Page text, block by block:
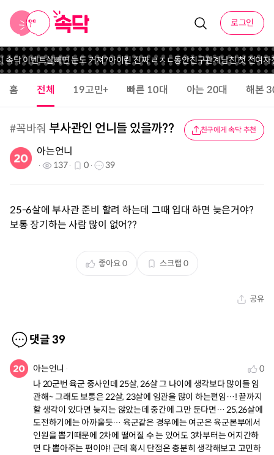
로그인
속닥 이벤트살빼면 눈도 커져?아이린 진짜 ㄹㅈㄷ동안친구관계남친 첫 전여자
홈 전체 19고민+ 빠른 10대 아는 20대 해본
#꼭바줘 부사관인 언니들 있을까?? 친구에게 속닥 추천
아는언니
137 0 39
25-6살에 부사관 준비 할려 하는데 그때 입대 하면 늦은거야?
보통 장기하는 사람 많이 없어??
좋아요0 스크랩 0
공유
댓글39
아는언니
0
나 20군번 육군 중사인데 25살, 26살 그 나이에 생각보다 많이들 임
관해~ 그래도 보통은 22살, 23살에 임관을 많이 하는편임…! 끝까지
할 생각이 있다면 늦지는 않았는데 중간에 그만 둔다면… 25,26살에
도전하기에는 아까울듯… 육군같은 경우에는 여군은 육군본부에서
인원을 뽑기때문에 2차에 떨어질 수 는 있어도 3차부터는 어지간하
면 다 뽑아주는 편이야! 근데 혹시 단점은 충분히 생각해보고 고민하